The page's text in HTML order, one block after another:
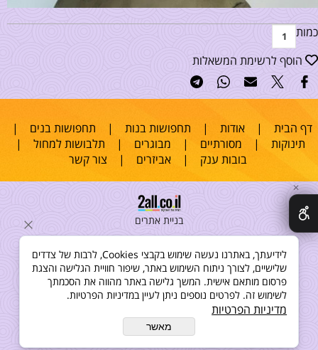
כמות
הוסף לרשימת המשאלות
דף הבית |אודות | תחפושות בנות | תחפושות בנים |
תינוקות | מסורתיים | מבוגרים | תלבושות למחול |
בובות ענק |אביזרים | צור קשר
בניית אתרים
✕
לידיעתך, באתרנו נעשה שימוש בקבצי Cookies, לרבות של צדדים
שלישיים, לצורך ניתוח השימוש באתר, שיפור חוויית הגלישה והצגת
פרסום מותאם אישית. המשך גלישה באתר מהווה את הסכמתך
לשימוש זה. לפרטים נוספים ניתן לעיין במדיניות הפרטיות.
מדיניות הפרטיות
מאשר